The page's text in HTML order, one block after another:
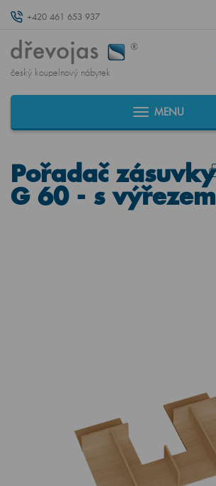
+420 461 653 937
český koupelnový nábytek
MENU
Pořadač zásuvky
G 60 - s výřezem